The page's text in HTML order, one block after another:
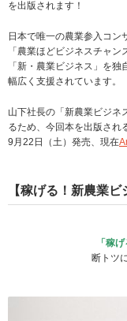
を出版されます！
日本で唯一の農業参入コン
「農業ほどビジネスチャ
「新・農業ビジネス」を
幅広く支援されています。
山下社長の「新農業ビジネ
るため、今回本を出版され
9月22日（土）発売、現在
【稼げる！新農業ビ
「稼
断トツ